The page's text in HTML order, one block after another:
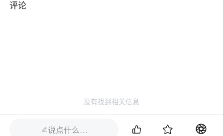
评论
没有找到相关信息
说点什么…  